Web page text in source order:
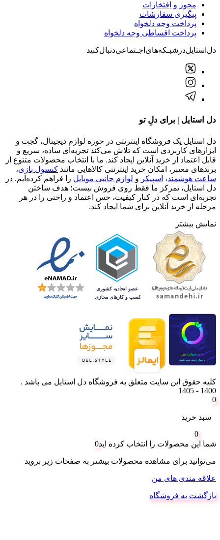
مجوز و افتخارات
پیگیری سفارشات
پرداخت وجه دلخواه
پرداخت اقساطی وجه دلخواه
دل‌استایل‌در‌‌شبـکه‌های‌اجـتماعی‌دنبال‌کنید
دل استایل | برای دلِ تو
دل استایل یک فروشگاه اینترنتی در حوزه لوازم دیجیتال، گجت و
ابزارهای کاربردی است که تلاش می‌کند تجربه‌ای ساده، سریع و
قابل اعتماد از خرید آنلاین ایجاد کند. ما با انتخاب محصولات متنوع از
برندهای معتبر، امکان خرید اینترنتی کالاهایی مانند کنسول بازی،
ساعت هوشمند، اسپیکر و لوازم جانبی موبایل را فراهم کرده‌ایم. در
دل استایل، تمرکز ما فقط روی فروش نیست؛ هدف ساختن
تجربه‌ای است که در کنار کیفیت، حس اعتماد و راحتی را در هر
مرحله از خرید آنلاین برای شما ایجاد کند.
نمایش بیشتر
کلیه حقوق این سایت متعلق به فروشگاه دل استایل می باشد .
1400 - 1405
0
سبد خرید
0
شما این محصولات را انتخاب کرده اید0
می‌توانید برای مشاهده محصولات بیشتر به صفحات زیر بروید
علاقه مندی های من
بازگشت به فروشگاه